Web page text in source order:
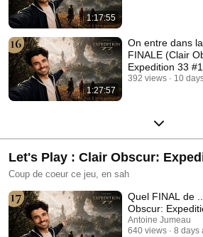
1:17:55
1:27:57
On entre dans
FINALE (Clair
Expedition 33
392 views 10
Let's Play : Clair Obscur:
Coup de coeur ce jeu, en sah
Quel FINAL de
Obscur:
Antoine Jumeau
640 views
8 days